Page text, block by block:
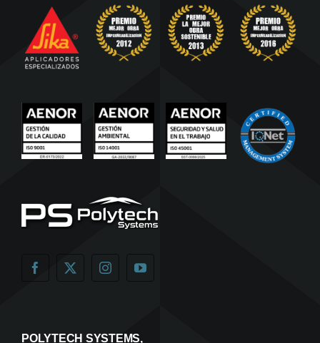
POLYTECH SYSTEMS,